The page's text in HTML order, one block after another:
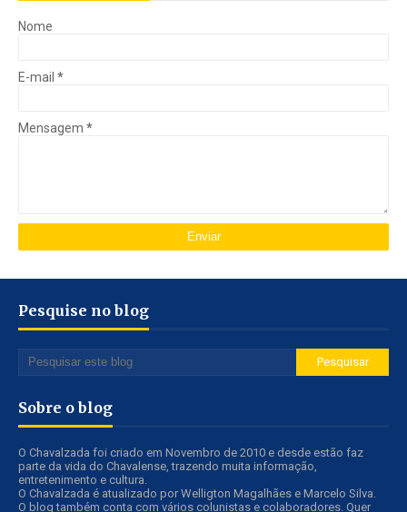
Nome
E-mail *
Mensagem *
Pesquise no blog
Sobre o blog
O Chavalzada foi criado em Novembro de 2010 e desde estão faz
parte da vida do Chavalense, trazendo muita informação,
entretenimento e cultura.
O Chavalzada é atualizado por Welligton Magalhães e Marcelo Silva.
O blog também conta com vários colunistas e colaboradores. Quer